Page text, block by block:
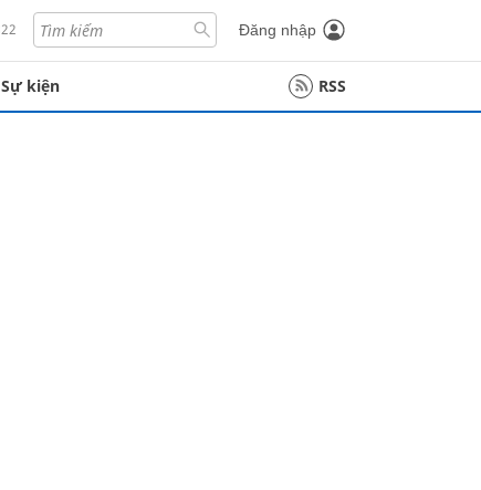
Đăng nhập
Sự kiện RSS